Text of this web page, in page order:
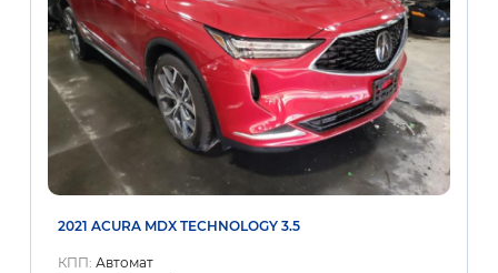
2021 ACURA MDX TECHNOLOGY 3.5
КПП: Автомат